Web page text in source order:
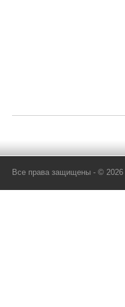
Все права защищены - © 2026